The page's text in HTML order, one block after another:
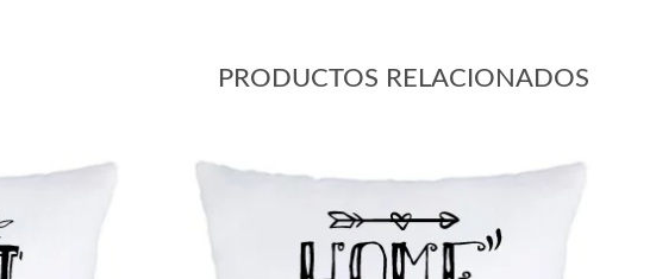
PRODUCTOS RELACIONADOS